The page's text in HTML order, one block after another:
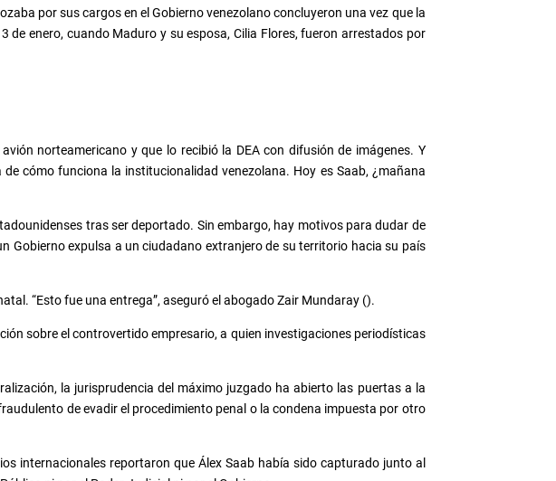
por sus cargos en el Gobierno venezolano concluyeron una vez que la
enero, cuando Maduro y su esposa, Cilia Flores, fueron arrestados por
norteamericano y que lo recibió la DEA con difusión de imágenes. Y
cómo funciona la institucionalidad venezolana. Hoy es Saab, ¿mañana
tras ser deportado. Sin embargo, hay motivos para dudar de
Gobierno expulsa a un ciudadano extranjero de su territorio hacia su país
“Esto fue una entrega”, aseguró el abogado Zair Mundaray ().
sobre el controvertido empresario, a quien investigaciones periodísticas
la jurisprudencia del máximo juzgado ha abierto las puertas a la
de evadir el procedimiento penal o la condena impuesta por otro
internacionales reportaron que Álex Saab había sido capturado junto al